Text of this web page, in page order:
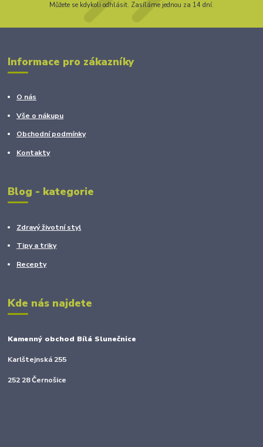
Můžete se kdykoli odhlásit. Zasíláme jednou za 14 dní.
Informace pro zákazníky
O nás
Vše o nákupu
Obchodní podmínky
Kontakty
Blog - kategorie
Zdravý životní styl
Tipy a triky
Recepty
Kde nás najdete
Kamenný obchod Bílá Slunečnice
Karlštejnská 255
252 28 Černošice